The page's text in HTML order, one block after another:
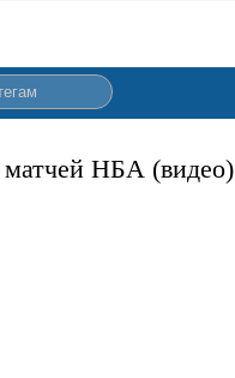
матчей НБА (видео)